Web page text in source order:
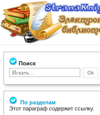
Поиск
По разделам
Этот параграф содержит ссылку.